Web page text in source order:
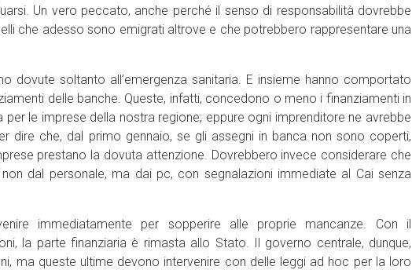
Un vero peccato, anche perché il senso di responsabilità dovrebbe
che adesso sono emigrati altrove e che potrebbero rappresentare una
dovute soltanto all’emergenza sanitaria. E insieme hanno comportato
delle banche. Queste, infatti, concedono o meno i finanziamenti in
le imprese della nostra regione; eppure ogni imprenditore ne avrebbe
dire che, dal primo gennaio, se gli assegni in banca non sono coperti,
prestano la dovuta attenzione. Dovrebbero invece considerare che
dal personale, ma dai pc, con segnalazioni immediate al Cai senza
immediatamente per sopperire alle proprie mancanze. Con il
la parte finanziaria è rimasta allo Stato. Il governo centrale, dunque,
ma queste ultime devono intervenire con delle leggi ad hoc per la loro